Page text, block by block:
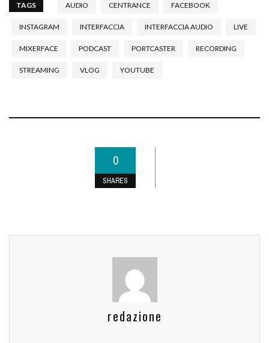
TAGS AUDIO CENTRANCE FACEBOOK
INSTAGRAM INTERFACCIA INTERFACCIA AUDIO LIVE
MIXERFACE PODCAST PORTCASTER RECORDING
STREAMING VLOG YOUTUBE
0
SHARES
redazione